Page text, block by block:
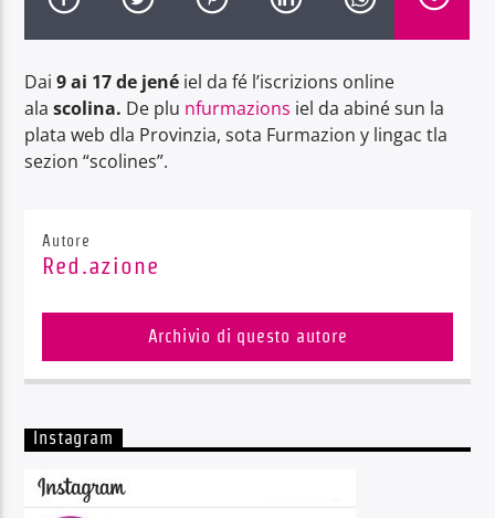
Radio Dolomiti
Dai 9 ai 17 de jené iel da fé l’iscrizions online
ala scolina. De plu nfurmazions iel da abiné sun la
plata web dla Provinzia, sota Furmazion y lingac tla
sezion “scolines”.
Autore
Red.azione
Archivio di questo autore
Instagram